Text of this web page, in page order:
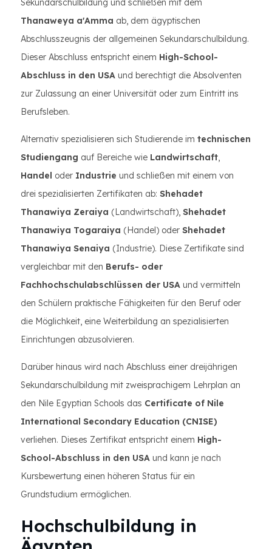
Sekundarschulbildung und schließen mit dem
Thanaweya a'Amma ab, dem ägyptischen
Abschlusszeugnis der allgemeinen Sekundarschulbildung.
Dieser Abschluss entspricht einem High-School-
Abschluss in den USA und berechtigt die Absolventen
zur Zulassung an einer Universität oder zum Eintritt ins
Berufsleben.
Alternativ spezialisieren sich Studierende im technischen
Studiengang auf Bereiche wie Landwirtschaft,
Handel oder Industrie und schließen mit einem von
drei spezialisierten Zertifikaten ab: Shehadet
Thanawiya Zeraiya (Landwirtschaft), Shehadet
Thanawiya Togaraiya (Handel) oder Shehadet
Thanawiya Senaiya (Industrie). Diese Zertifikate sind
vergleichbar mit den Berufs- oder
Fachhochschulabschlüssen der USA und vermitteln
den Schülern praktische Fähigkeiten für den Beruf oder
die Möglichkeit, eine Weiterbildung an spezialisierten
Einrichtungen abzusolvieren.
Darüber hinaus wird nach Abschluss einer dreijährigen
Sekundarschulbildung mit zweisprachigem Lehrplan an
den Nile Egyptian Schools das Certificate of Nile
International Secondary Education (CNISE)
verliehen. Dieses Zertifikat entspricht einem High-
School-Abschluss in den USA und kann je nach
Kursbewertung einen höheren Status für ein
Grundstudium ermöglichen.
Hochschulbildung in